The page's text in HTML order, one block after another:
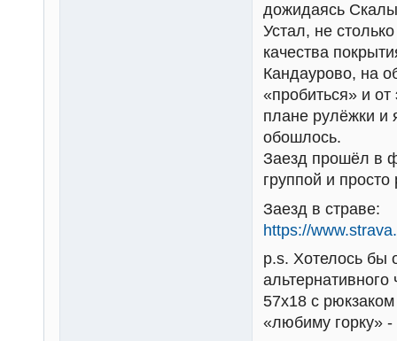
дожидаясь
Устал, не
качества
Кандаурово, на
«пробиться» и
плане рулёжки и
обошлось.
Заезд прошёл в
группой и
Заезд в страве:
https://
p.s. Хотелось бы
57х18 с
«любиму горку» -